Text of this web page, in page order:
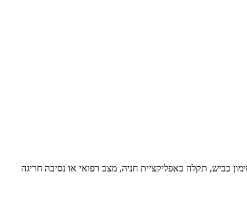
כביש, תקלה באפליקציית חניה, מצב רפואי או נסיבה חריגה